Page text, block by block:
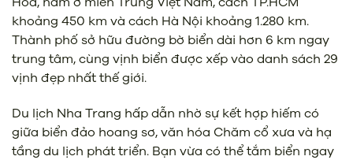
khoảng 450 km và cách Hà Nội khoảng 1.280 km.
Thành phố sở hữu đường bờ biển dài hơn 6 km ngay
trung tâm, cùng vịnh biển được xếp vào danh sách 29
vịnh đẹp nhất thế giới.
Du lịch Nha Trang hấp dẫn nhờ sự kết hợp hiếm có
giữa biển đảo hoang sơ, văn hóa Chăm cổ xưa và hạ
tầng du lịch phát triển. Bạn vừa có thể tắm biển ngay